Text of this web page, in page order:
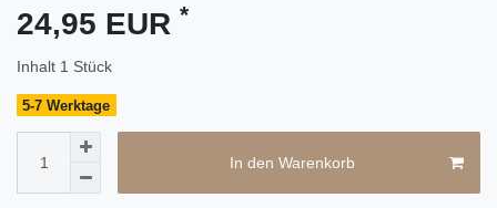
24,95 EUR *
Inhalt 1 Stück
5-7 Werktage
In den Warenkorb